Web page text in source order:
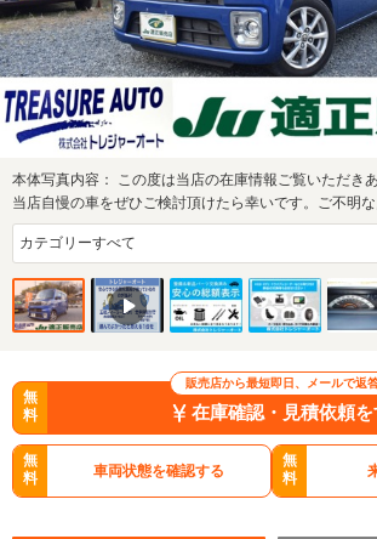
本体写真内容： この度は当店の在庫情報ご覧いただき
当店自慢の車をぜひご検討頂けたら幸いです。ご不明
お気軽にメ…
販売店から最短即日、メールで返答
無
料
在庫確認・見積依頼を
無
料
車両状態を確認する
無
料